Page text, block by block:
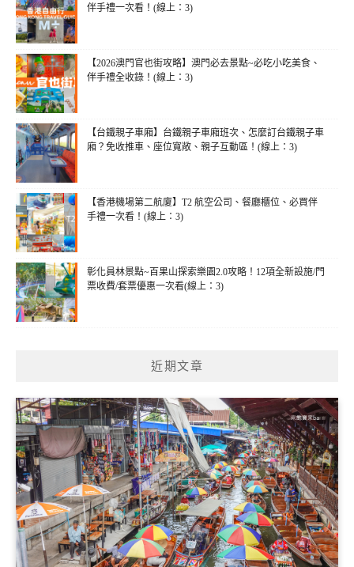
伴手禮一次看！(線上：3)
【2026澳門官也街攻略】澳門必去景點~必吃小吃美食、
伴手禮全收錄！(線上：3)
【台鐵親子車廂】台鐵親子車廂班次、怎麼訂台鐵親子車
廂？免收推車、座位寬敞、親子互動區！(線上：3)
【香港機場第二航廈】T2 航空公司、餐廳櫃位、必買伴
手禮一次看！(線上：3)
彰化員林景點~百果山探索樂園2.0攻略！12項全新設施/門
票收費/套票優惠一次看(線上：3)
近期文章